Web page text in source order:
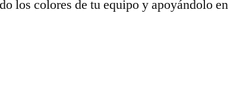
los colores de tu equipo y apoyándolo en